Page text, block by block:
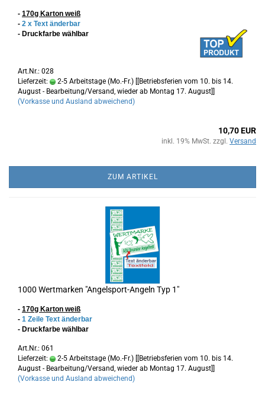
- 170g Karton weiß
- 2 x Text änderbar
- Druckfarbe wählbar
Art.Nr.: 028
Lieferzeit:
2-5 Arbeitstage (Mo.-Fr.) [[Betriebsferien vom 10. bis 14.
August - Bearbeitung/Versand, wieder ab Montag 17. August]]
(Vorkasse und Ausland abweichend)
10,70 EUR
inkl. 19% MwSt. zzgl. Versand
ZUM ARTIKEL
1000 Wertmarken "Angelsport-Angeln Typ 1"
- 170g Karton weiß
- 1 Zeile Text änderbar
- Druckfarbe wählbar
Art.Nr.: 061
Lieferzeit:
2-5 Arbeitstage (Mo.-Fr.) [[Betriebsferien vom 10. bis 14.
August - Bearbeitung/Versand, wieder ab Montag 17. August]]
(Vorkasse und Ausland abweichend)